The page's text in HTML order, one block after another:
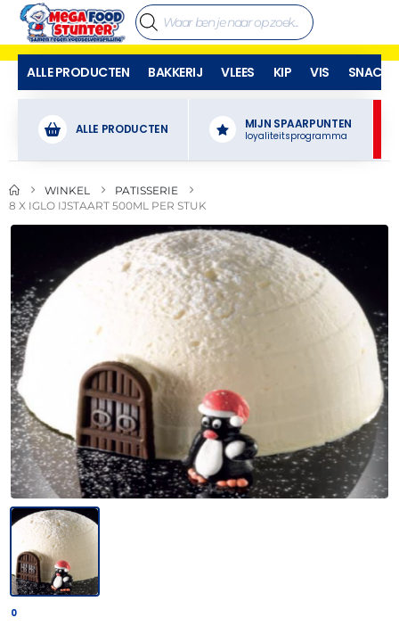
ALLE PRODUCTEN BAKKERIJ VLEES KIP VIS SNACKS
ALLE PRODUCTEN MIJN SPAARPUNTEN
loyaliteitsprogramma
WINKEL
PATISSERIE
8 X IGLO IJSTAART 500ML PER STUK
0